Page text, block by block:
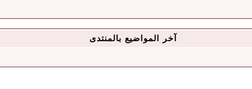
آخر المواضيع بالمنتدى